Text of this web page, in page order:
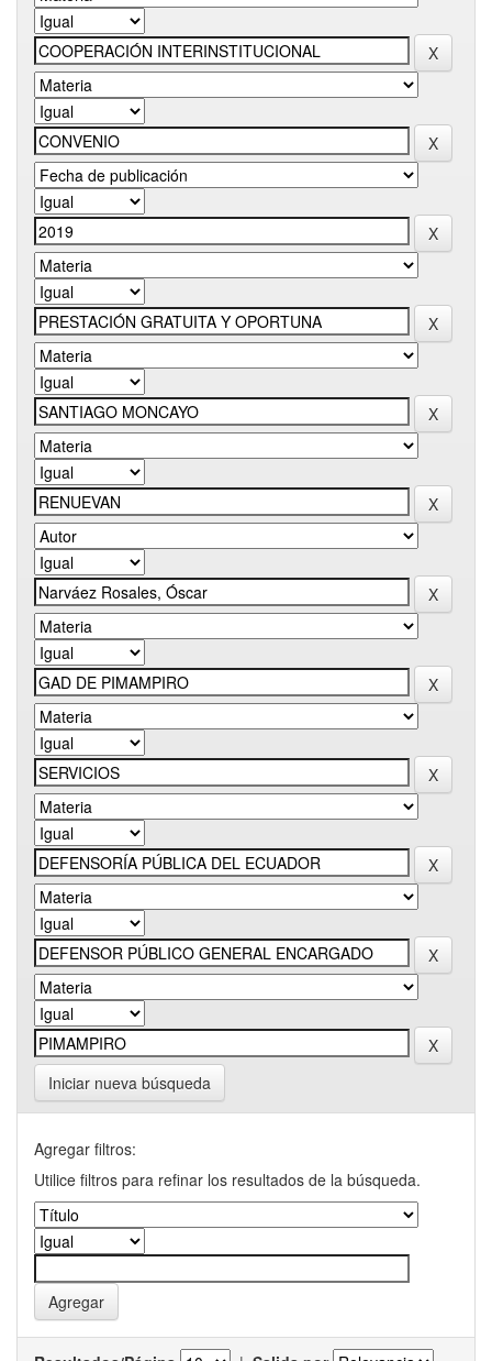
Iniciar nueva búsqueda
Agregar filtros:
Utilice filtros para refinar los resultados de la búsqueda.